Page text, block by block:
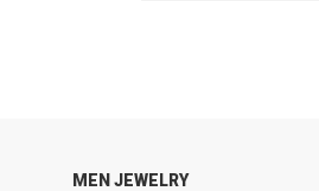
MEN JEWELRY